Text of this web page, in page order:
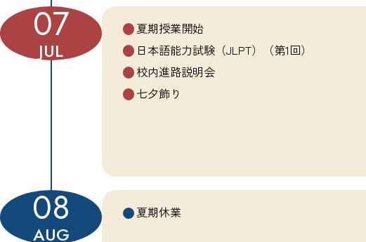
07
JUL
夏期授業開始
日本語能力試験（JLPT）（第1回）
校内進路説明会
七夕飾り
08
AUG
夏期休業